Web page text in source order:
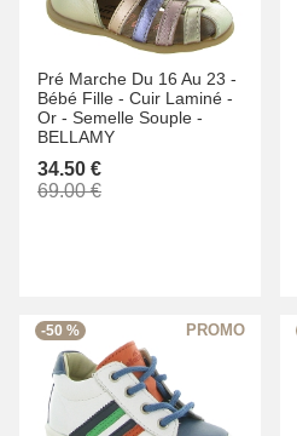
Pré Marche Du 16 Au 23 -
Bébé Fille - Cuir Laminé -
Or - Semelle Souple -
BELLAMY
34.50 €
69.00 €
-50 %